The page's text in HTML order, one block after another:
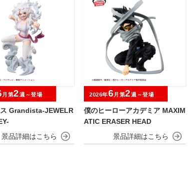
ス Grandista-JEWELR
月第2週～登場
僕のヒーローアカデミア MAXIM
ATIC ERASER HEAD
2026年6 月第2週～登場